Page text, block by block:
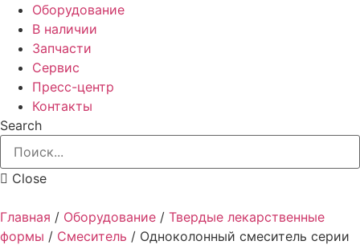
Оборудование
В наличии
Запчасти
Сервис
Пресс-центр
Контакты
Search
Close
Главная / Оборудование / Твердые лекарственные
формы / Смеситель / Одноколонный смеситель серии